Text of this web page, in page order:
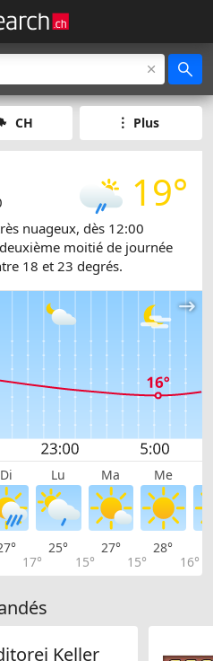
CH Plus
19°
nuageux, dès 12:00
moitié de journée
18 et 23 degrés.
Di Lu Ma Me
17°
25°
15°
27°
15°
28°
16°
Keller